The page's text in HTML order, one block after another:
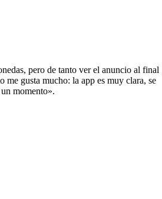
pero de tanto ver el anuncio al final
me gusta mucho: la app es muy clara, se
momento».